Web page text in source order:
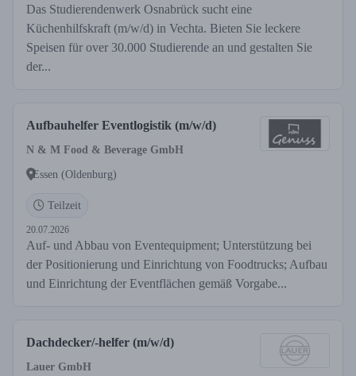
Das Studierendenwerk Osnabrück sucht eine
Küchenhilfskraft (m/w/d) in Vechta. Bieten Sie leckere
Speisen für over 30.000 Studierende an und gestalten Sie
der...
Aufbauhelfer Eventlogistik (m/w/d)
N & M Food & Beverage GmbH
Essen (Oldenburg)
Teilzeit
20.07.2026
Auf- und Abbau von Eventequipment; Unterstützung bei
der Positionierung und Einrichtung von Foodtrucks; Aufbau
und Einrichtung der Eventflächen gemäß Vorgabe...
Dachdecker/-helfer (m/w/d)
Lauer GmbH